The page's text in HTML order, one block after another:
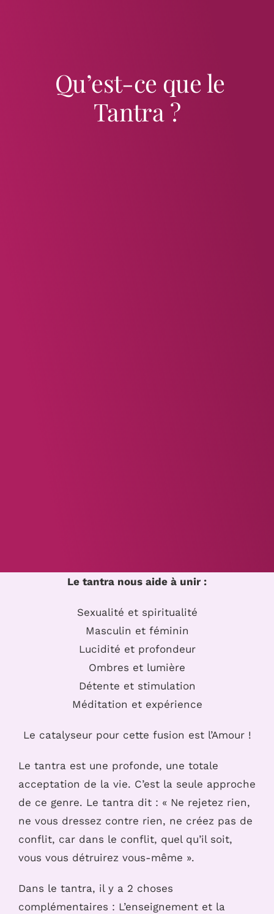
Qu’est-ce que le
Tantra ?
Le tantra nous aide à unir :
Sexualité et spiritualité
Masculin et féminin
Lucidité et profondeur
Ombres et lumière
Détente et stimulation
Méditation et expérience
Le catalyseur pour cette fusion est l’Amour !
Le tantra est une profonde, une totale
acceptation de la vie. C’est la seule approche
de ce genre. Le tantra dit : « Ne rejetez rien,
ne vous dressez contre rien, ne créez pas de
conflit, car dans le conflit, quel qu’il soit,
vous vous détruirez vous-même ».
Dans le tantra, il y a 2 choses
complémentaires : L’enseignement et la